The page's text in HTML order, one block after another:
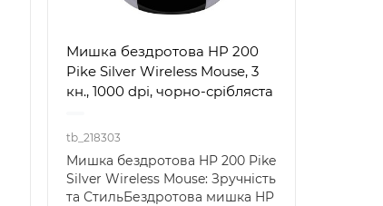
Мишка бездротова HP 200
Pike Silver Wireless Mouse, 3
кн., 1000 dpi, чорно-срібляста
tb_218303
Мишка бездротова HP 200 Pike
Silver Wireless Mouse: Зручність
та СтильБездротова мишка HP